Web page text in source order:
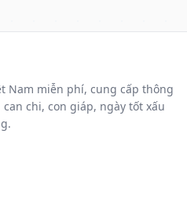
Nam miễn phí, cung cấp thông
chi, con giáp, ngày tốt xấu